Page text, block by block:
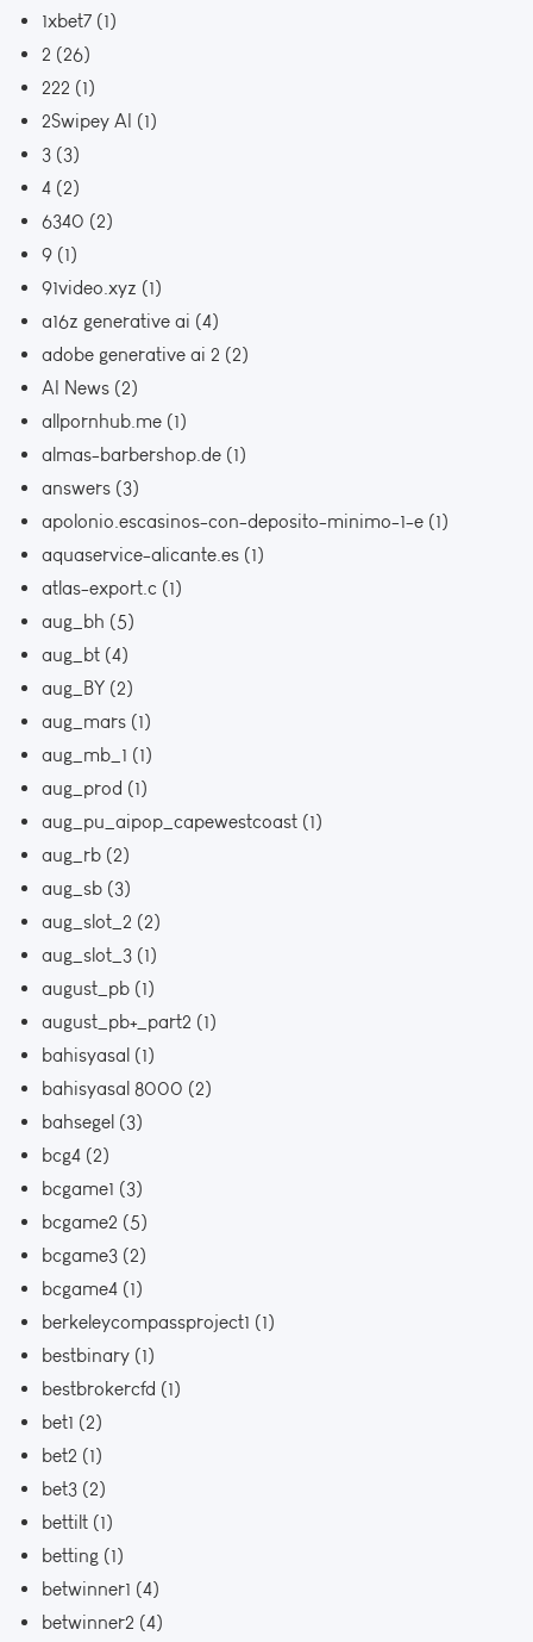
1xbet7 (1)
2 (26)
222 (1)
2Swipey AI (1)
3 (3)
4 (2)
6340 (2)
9 (1)
91video.xyz (1)
a16z generative ai (4)
adobe generative ai 2 (2)
AI News (2)
allpornhub.me (1)
almas-barbershop.de (1)
answers (3)
apolonio.escasinos-con-deposito-minimo-1-e (1)
aquaservice-alicante.es (1)
atlas-export.c (1)
aug_bh (5)
aug_bt (4)
aug_BY (2)
aug_mars (1)
aug_mb_1 (1)
aug_prod (1)
aug_pu_aipop_capewestcoast (1)
aug_rb (2)
aug_sb (3)
aug_slot_2 (2)
aug_slot_3 (1)
august_pb (1)
august_pb+_part2 (1)
bahisyasal (1)
bahisyasal 8000 (2)
bahsegel (3)
bcg4 (2)
bcgame1 (3)
bcgame2 (5)
bcgame3 (2)
bcgame4 (1)
berkeleycompassproject1 (1)
bestbinary (1)
bestbrokercfd (1)
bet1 (2)
bet2 (1)
bet3 (2)
bettilt (1)
betting (1)
betwinner1 (4)
betwinner2 (4)